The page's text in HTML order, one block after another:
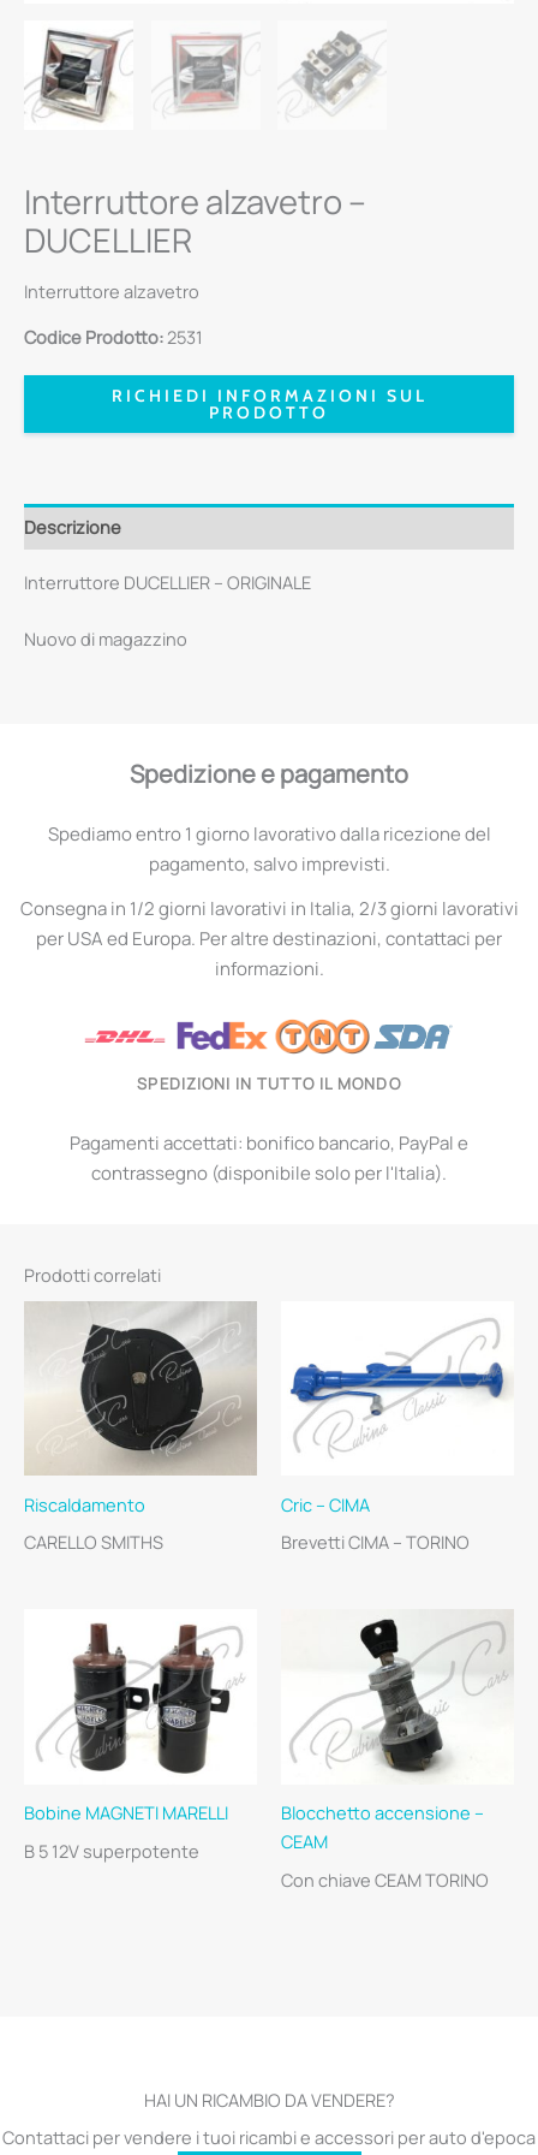
Interruttore alzavetro –
DUCELLIER
Interruttore alzavetro
Codice Prodotto:2531
RICHIEDI INFORMAZIONI SUL
PRODOTTO
Descrizione
Interruttore DUCELLIER – ORIGINALE
Nuovo di magazzino
Spedizione e pagamento
Spediamo entro 1 giorno lavorativo dalla ricezione del
pagamento, salvo imprevisti.
Consegna in 1/2 giorni lavorativi in Italia, 2/3 giorni lavorativi
per USA ed Europa. Per altre destinazioni, contattaci per
informazioni.
SPEDIZIONI IN TUTTO IL MONDO
Pagamenti accettati: bonifico bancario, PayPal e
contrassegno (disponibile solo per l'Italia).
Prodotti correlati
Riscaldamento
CARELLO SMITHS
Cric – CIMA
Brevetti CIMA – TORINO
Bobine MAGNETI MARELLI
B 5 12V superpotente
Blocchetto accensione –
CEAM
Con chiave CEAM TORINO
HAI UN RICAMBIO DA VENDERE?
Contattaci per vendere i tuoi ricambi e accessori per auto d'epoca